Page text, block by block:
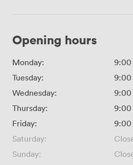
Opening hours
Monday: 9:00
Tuesday:
9:00
Wednesday:
9:00
Thursday:
9:00
Friday:
9:00
Saturday:
Sunday: